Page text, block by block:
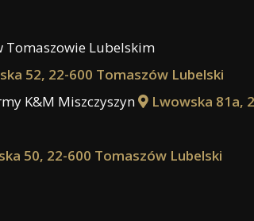
Tomaszowie Lubelskim
52, 22-600 Tomaszów Lubelski
K&M Miszczyszyn
Lwowska 81a,
50, 22-600 Tomaszów Lubelski